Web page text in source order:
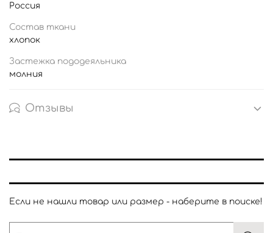
Россия
Состав ткани
хлопок
Застежка пододеяльника
молния
Отзывы
Если не нашли товар или размер - наберите в поиске!